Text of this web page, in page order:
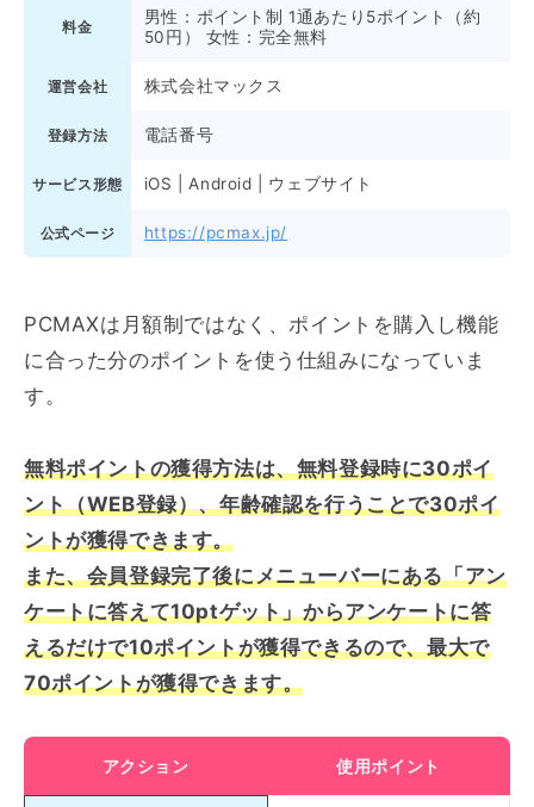
料金
男性：ポイント制 1通あたり5ポイント（約
50円） 女性：完全無料
運営会社 株式会社マックス
登録方法 電話番号
サービス形態 iOS | Android | ウェブサイト
公式ページ https://pcmax.jp/
PCMAXは月額制ではなく、ポイントを購入し機能
に合った分のポイントを使う仕組みになっていま
す。
無料ポイントの獲得方法は、無料登録時に30ポイ
ント（WEB登録）、年齢確認を行うことで30ポイ
ントが獲得できます。
また、会員登録完了後にメニューバーにある「アン
ケートに答えて10ptゲット」からアンケートに答
えるだけで10ポイントが獲得できるので、最大で
70ポイントが獲得できます。
アクション 使用ポイント